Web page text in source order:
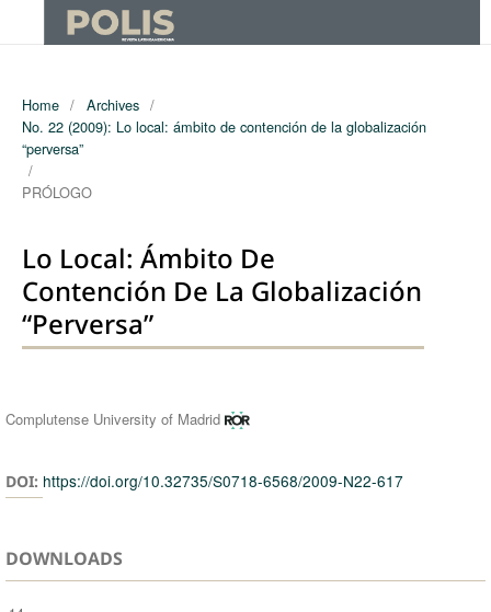
Home / Archives /
No. 22 (2009): Lo local: ámbito de contención de la globalización
“perversa”
/
PRÓLOGO
Lo Local: Ámbito De
Contención De La Globalización
“perversa”
Authors
Complutense University of Madrid
DOI: https://doi.org/10.32735/S0718-6568/2009-N22-617
DOWNLOADS